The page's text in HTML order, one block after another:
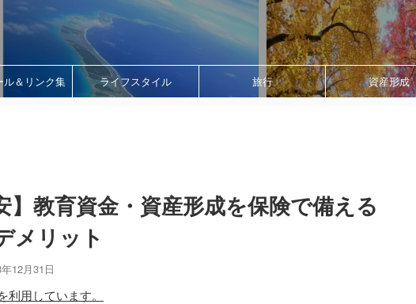
ル＆リンク集 ライフスタイル 旅行 資産形成
】教育資金・資産形成を保険で備える
メリット
12月31日
用しています。